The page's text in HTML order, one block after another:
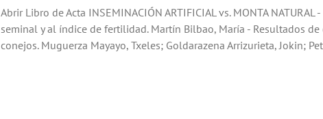
Abrir Libro de Acta INSEMINACIÓN ARTIFICIAL vs. MONTA
seminal y al índice de fertilidad. Martín Bilbao, María - Resultados
conejos. Muguerza Mayayo, Txeles; Goldarazena Arrizurieta, Jokin;